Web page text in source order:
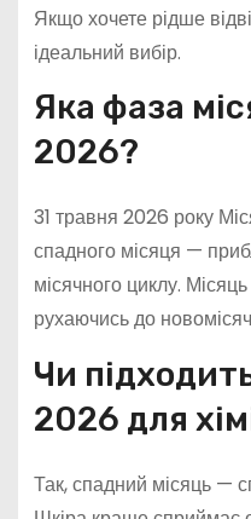
Якщо хочете рідше
ідеальний вибір.
Яка фаза
2026?
31 травня 2026 року
спадного місяця —
місячного циклу.
рухаючись до
Чи
2026 для
Так, спадний місяць —